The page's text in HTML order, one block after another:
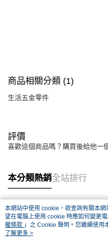
商品相關分類 (1)
生活五金零件
評價
喜歡這個商品嗎？購買後給他一
本分類熱銷全站排行
熱門標籤
本網站中使用 cookie，欲查詢有關本
望在電腦上使用 cookie 時應如何變更
權條款 」之 Cookie 聲明。您繼續使用
用條款之 Cookie 聲明使用 cookie。
了解更多 >